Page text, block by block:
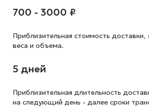
700 - 3000 ₽
Приблизительная стоимость доставки,
веса и объема.
5 дней
Приблизительная длительность
на следующий день - далее сроки